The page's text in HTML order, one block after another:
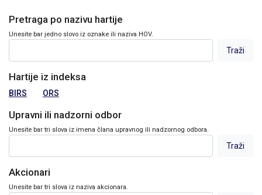
Pretraga po nazivu hartije
Unesite bar jedno slovo iz oznake ili naziva HOV.
Hartije iz indeksa
BIRS ORS
Upravni ili nadzorni odbor
Unesite bar tri slova iz imena člana upravnog ili nadzornog odbora.
Akcionari
Unesite bar tri slova iz naziva akcionara.